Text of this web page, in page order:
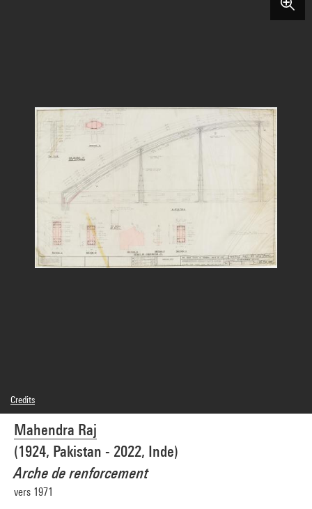
Mahendra Raj
(1924, Pakistan - 2022, Inde)
Arche de renforcement
vers 1971
Credits
© Mahendra Raj
Photo credits : Centre Pompidou, MNAM-CCI/Hélène Mauri/Dist. GrandPalaisRmn
Image reference : 4N35079
Image presentation :GrandPalaisRmnPhoto